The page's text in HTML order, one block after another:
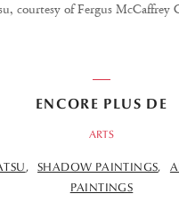
courtesy of Fergus McCaffrey
ENCORE PLUS DE
ARTS
SHADOW PAINTINGS
PAINTINGS